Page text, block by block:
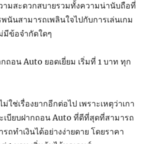
ามสะดวกสบายรวมทั้งความน่านับถือที่
นันสามารถเพลินใจไปกับการเล่นเกม
มีข้อจำกัดใดๆ
ถอน Auto ยอดเยี่ยม เริ่มที่ 1 บาท ทุก
ใช่เรื่องยากอีกต่อไป เพราะเหตุว่าเกา
เบียบฝากถอน Auto ที่ดีที่สุดที่สามารถ
ถทำเงินได้อย่างง่ายดาย โดยราคา